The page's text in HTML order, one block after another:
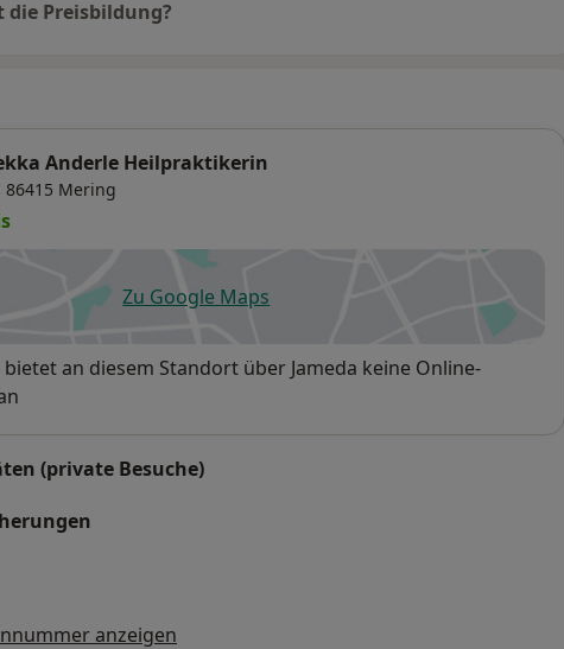
Preisbildung?
Anderle Heilpraktikerin
86415 Mering
Zu Google Mapsöffnet in einer neuen Registerkarte
an diesem Standort über Jameda keine Online-
(private Besuche)
anzeigen